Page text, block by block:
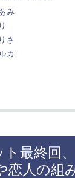
み
さ
カ
最終回
恋人の組